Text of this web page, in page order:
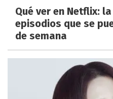
Qué ver en Netflix:
episodios que se
de semana